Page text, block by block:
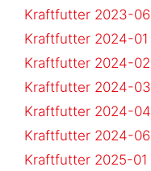
Kraftfutter 2023-06
Kraftfutter 2024-01
Kraftfutter 2024-02
Kraftfutter 2024-03
Kraftfutter 2024-04
Kraftfutter 2024-06
Kraftfutter 2025-01